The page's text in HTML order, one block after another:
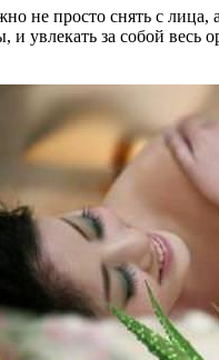
не просто снять с лица,
и увлекать за собой